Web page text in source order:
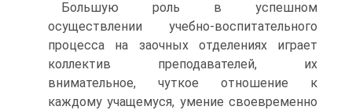
Большую роль в успешном
осуществлении учебно-воспитательного
процесса на заочных отделениях играет
коллектив преподавателей, их
внимательное, чуткое отношение к
каждому учащемуся, умение своевременно